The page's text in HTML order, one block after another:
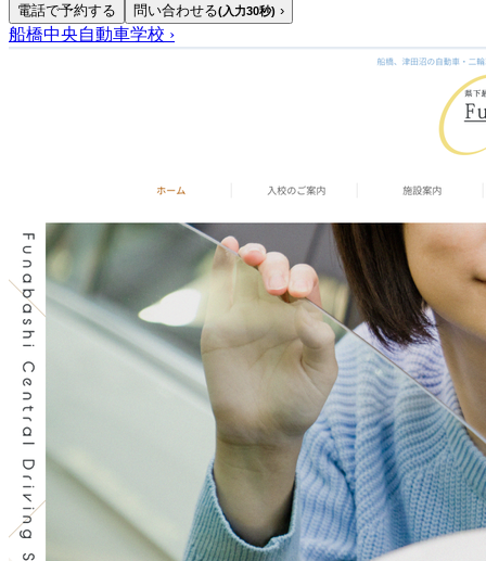
電話で予約する 問い合わせる(入力30秒) ›
船橋中央自動車学校 ›